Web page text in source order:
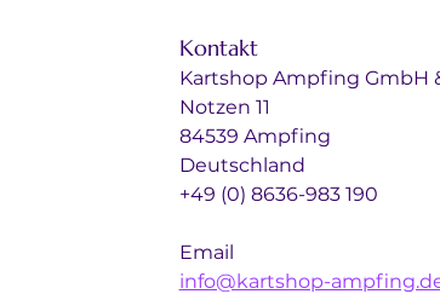
Kontakt
Kartshop Ampfing GmbH
Notzen 11
84539 Ampfing
Deutschland
+49 (0) 8636-983 190
Email
info@kartshop-